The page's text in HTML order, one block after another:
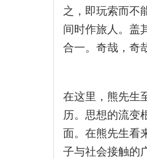
之，即玩索而不
间时作旅人。盖
合一。奇哉，奇
在这里，熊先生
历。思想的流变
面。在熊先生看
子与社会接触的